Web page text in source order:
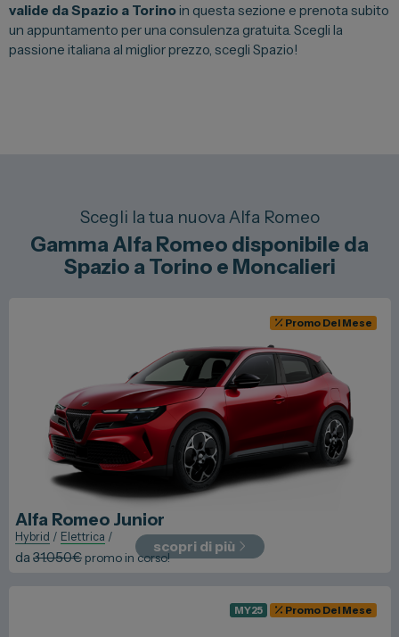
valide da Spazio a Torinoin questa sezione e prenota subito
un appuntamento per una consulenza gratuita. Scegli la
passione italiana al miglior prezzo, scegli Spazio!
Scegli la tua nuova Alfa Romeo
Gamma Alfa Romeo disponibile da
Spazio a Torino e Moncalieri
Promo Del Mese
Alfa Romeo Junior
Hybrid / Elettrica /
da31.050€ promo in corso!
scopri di più
MY25 Promo Del Mese